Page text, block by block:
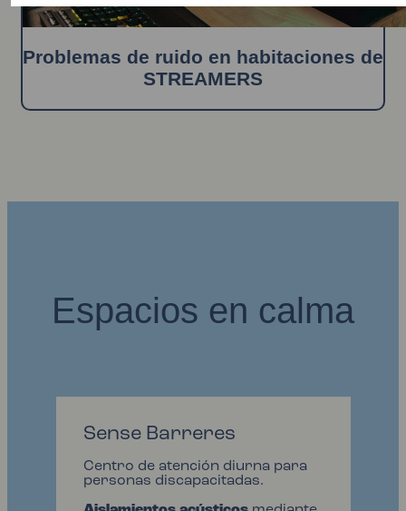
Problemas de ruido en habitaciones de
STREAMERS
Espacios en calma
Sense Barreres
Centro de atención diurna para
personas discapacitadas.